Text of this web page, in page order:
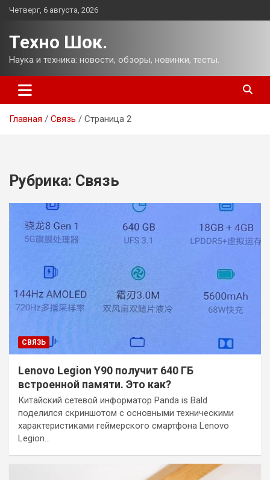
Перейти
Четверг, 6 августа, 2026
Техно Шок.
Наука и техника: новости, обзоры, новинки, тесты.
Главная Связь Страница 2
Рубрика: Связь
СВЯЗЬ
Lenovo Legion Y90 получит 640 ГБ
встроенной памяти. Это как?
Китайский сетевой информатор Panda is Bald
поделился скриншотом с основными техническими
характеристиками геймерского смартфона Lenovo
Legion…